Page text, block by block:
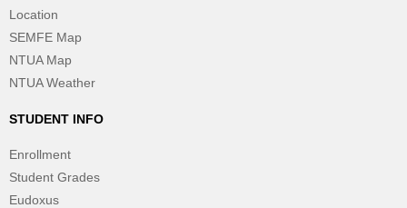
Location
SEMFE Map
NTUA Map
NTUA Weather
STUDENT INFO
Enrollment
Student Grades
Eudoxus